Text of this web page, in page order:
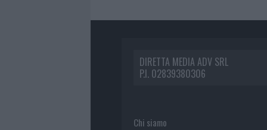
DIRETTA MEDIA ADV SRL
P.I. 02839380306
Chi siamo